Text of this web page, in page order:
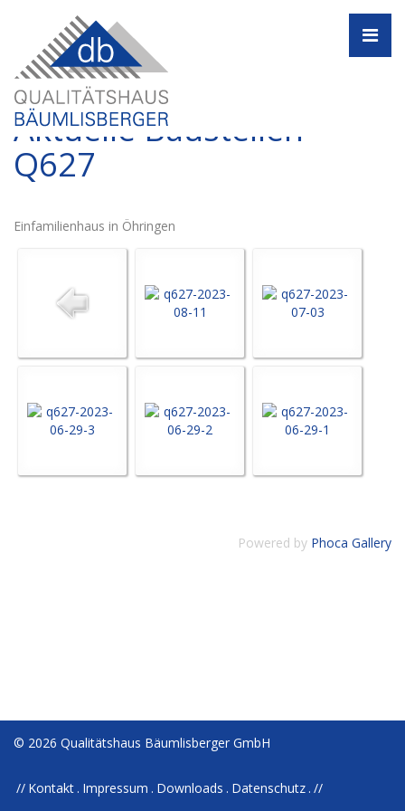
Aktuelle Baustellen -
Q627
Einfamilienhaus in Öhringen
Powered by Phoca Gallery
© 2026 Qualitätshaus Bäumlisberger GmbH
Kontakt Impressum Downloads Datenschutz //